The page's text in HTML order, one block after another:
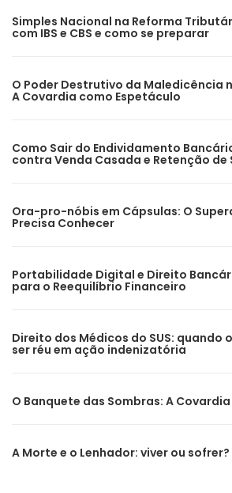
Simples Nacional na Reforma
com IBS e CBS e como se preparar
O Poder Destrutivo da Maledicência
A Covardia como Espetáculo
Como Sair do Endividamento
contra Venda Casada e Retenção de
Ora-pro-nóbis em Cápsulas: O
Precisa Conhecer
Portabilidade Digital e Direito
para o Reequilíbrio Financeiro
Direito dos Médicos do SUS: quando
ser réu em ação indenizatória
O Banquete das Sombras: A
A Morte e o Lenhador: viver ou sofrer?